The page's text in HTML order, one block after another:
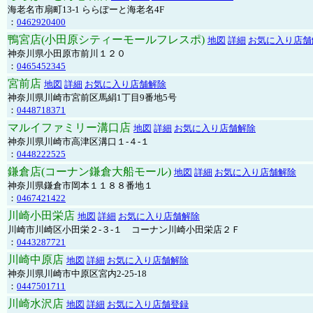
海老名市扇町13-1 ららぽーと海老名4F
： 0462920400
鴨宮店(小田原シティーモールフレスポ) 地図 詳細 お気に入り店
神奈川県小田原市前川１２０
： 0465452345
宮前店 地図 詳細 お気に入り店舗解除
神奈川県川崎市宮前区馬絹1丁目9番地5号
： 0448718371
マルイファミリー溝口店 地図 詳細 お気に入り店舗解除
神奈川県川崎市高津区溝口１-４-１
： 0448222525
鎌倉店(コーナン鎌倉大船モール) 地図 詳細 お気に入り店舗解除
神奈川県鎌倉市岡本１１８８番地１
： 0467421422
川崎小田栄店 地図 詳細 お気に入り店舗解除
川崎市川崎区小田栄２‐３‐１ コーナン川崎小田栄店２Ｆ
： 0443287721
川崎中原店 地図 詳細 お気に入り店舗解除
神奈川県川崎市中原区宮内2-25-18
： 0447501711
川崎水沢店 地図 詳細 お気に入り店舗登録